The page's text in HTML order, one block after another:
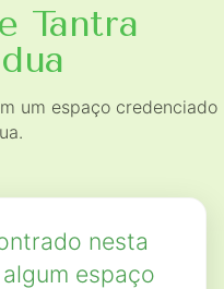
Tantra
um espaço credenciado
nesta
espaço